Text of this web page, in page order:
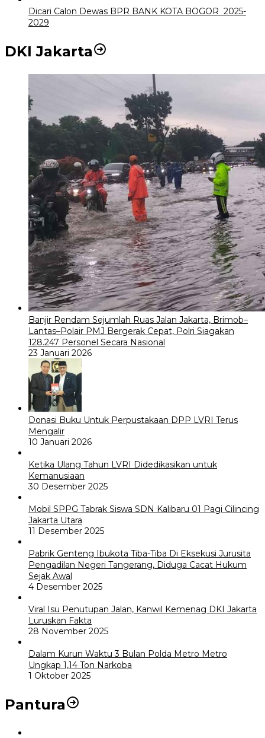
Dicari Calon Dewas BPR BANK KOTA BOGOR 2025-
2029
DKI Jakarta
Banjir Rendam Sejumlah Ruas Jalan Jakarta, Brimob–
Lantas–Polair PMJ Bergerak Cepat, Polri Siagakan
128.247 Personel Secara Nasional
23 Januari 2026
Donasi Buku Untuk Perpustakaan DPP LVRI Terus
Mengalir
10 Januari 2026
Ketika Ulang Tahun LVRI Didedikasikan untuk
Kemanusiaan
30 Desember 2025
Mobil SPPG Tabrak Siswa SDN Kalibaru 01 Pagi Cilincing
Jakarta Utara
11 Desember 2025
Pabrik Genteng Ibukota Tiba-Tiba Di Eksekusi Jurusita
Pengadilan Negeri Tangerang, Diduga Cacat Hukum
Sejak Awal
4 Desember 2025
Viral Isu Penutupan Jalan, Kanwil Kemenag DKI Jakarta
Luruskan Fakta
28 November 2025
Dalam Kurun Waktu 3 Bulan Polda Metro Metro
Ungkap 1,14 Ton Narkoba
1 Oktober 2025
Pantura